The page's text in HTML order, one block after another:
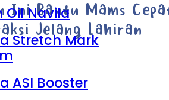
Oil Navila
Stretch Mark
ASI Booster
Ini Bantu Mams
Jelang Lahiran